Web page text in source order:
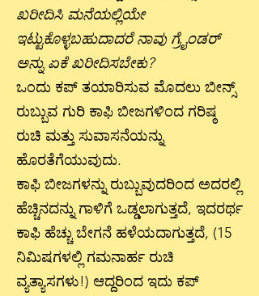
ಖರೀದಿಸಿ ಮನೆಯಲ್ಲಿಯೇ
ಇಟ್ಟುಕೊಳ್ಳಬಹುದಾದರೆ ನಾವು ಗ್ರೈಂಡರ್
ಅನ್ನು ಏಕೆ ಖರೀದಿಸಬೇಕು?
ಒಂದು ಕಪ್ ತಯಾರಿಸುವ ಮೊದಲು ಬೀನ್ಸ್
ರುಬ್ಬುವ ಗುರಿ ಕಾಫಿ ಬೀಜಗಳಿಂದ ಗರಿಷ್ಠ
ರುಚಿ ಮತ್ತು ಸುವಾಸನೆಯನ್ನು
ಹೊರತೆಗೆಯುವುದು.
ಕಾಫಿ ಬೀಜಗಳನ್ನು ರುಬ್ಬುವುದರಿಂದ ಅದರಲ್ಲಿ
ಹೆಚ್ಚಿನದನ್ನು ಗಾಳಿಗೆ ಒಡ್ಡಲಾಗುತ್ತದೆ, ಇದರರ್ಥ
ಕಾಫಿ ಹೆಚ್ಚು ಬೇಗನೆ ಹಳೆಯದಾಗುತ್ತದೆ, (15
ನಿಮಿಷಗಳಲ್ಲಿ ಗಮನಾರ್ಹ ರುಚಿ
ವ್ಯತ್ಯಾಸಗಳು!) ಆದ್ದರಿಂದ ಇದು ಕಪ್